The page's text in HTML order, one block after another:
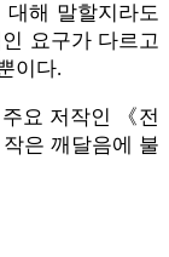
해 말할지라도
요구가 다르고
이다.
요 저작인 《전
은 깨달음에 불